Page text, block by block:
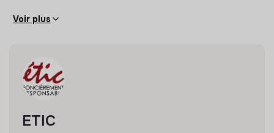
gérer l’événement le jour-J, réaliser le bilan et retour
Voir plus
ETIC